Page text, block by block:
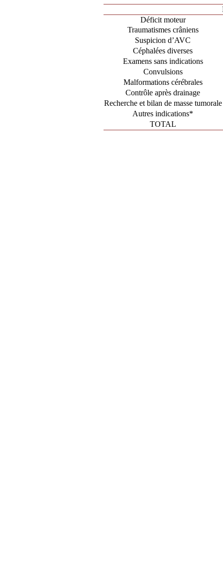
Déficit moteur
Traumatismes crâniens
Suspicion d’AVC
Céphalées diverses
Examens sans indications
Convulsions
Malformations cérébrales
Contrôle après drainage
Recherche et bilan de masse tumorale
Autres indications*
TOTAL